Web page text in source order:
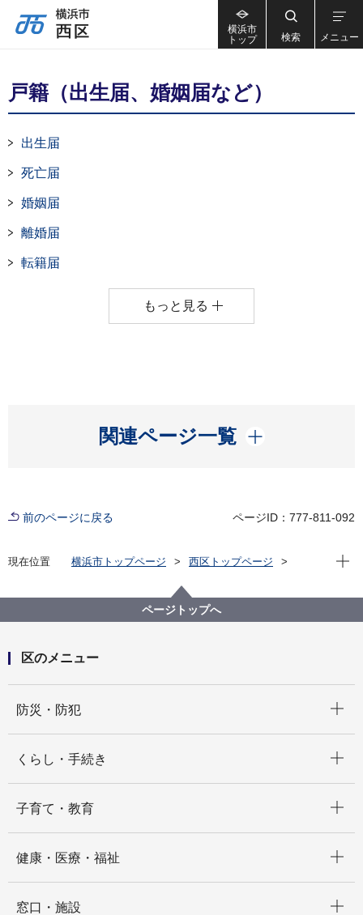
横浜市
トップ
検索 メニュー
戸籍（出生届、婚姻届など）
出生届
死亡届
婚姻届
離婚届
転籍届
もっと見る
関連ページ一覧
開く
前のページに戻る ページID：777-811-092
現在位置 横浜市トップページ
西区トップページ
戸籍・住民票・印鑑登録・マイナンバーカード
戸籍（出生届、婚姻届など）
現在
ページトップへ
区のメニュー
防災・防犯
くらし・手続き
子育て・教育
健康・医療・福祉
窓口・施設